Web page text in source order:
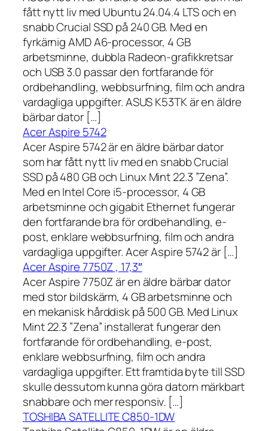
fått nytt liv med Ubuntu 24.04.4 LTS och en
snabb Crucial SSD på 240 GB. Med en
fyrkärnig AMD A6-processor, 4 GB
arbetsminne, dubbla Radeon-grafikkretsar
och USB 3.0 passar den fortfarande för
ordbehandling, webbsurfning, film och andra
vardagliga uppgifter. ASUS K53TK är en äldre
bärbar dator […]
Acer Aspire 5742
Acer Aspire 5742 är en äldre bärbar dator
som har fått nytt liv med en snabb Crucial
SSD på 480 GB och Linux Mint 22.3 ”Zena”.
Med en Intel Core i5-processor, 4 GB
arbetsminne och gigabit Ethernet fungerar
den fortfarande bra för ordbehandling, e-
post, enklare webbsurfning, film och andra
vardagliga uppgifter. Acer Aspire 5742 är […]
Acer Aspire 7750Z , 17,3″
Acer Aspire 7750Z är en äldre bärbar dator
med stor bildskärm, 4 GB arbetsminne och
en mekanisk hårddisk på 500 GB. Med Linux
Mint 22.3 ”Zena” installerat fungerar den
fortfarande för ordbehandling, e-post,
enklare webbsurfning, film och andra
vardagliga uppgifter. Ett framtida byte till SSD
skulle dessutom kunna göra datorn märkbart
snabbare och mer responsiv. […]
TOSHIBA SATELLITE C850-1DW